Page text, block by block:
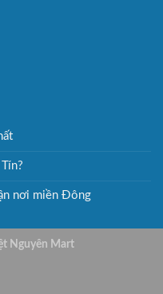
nơi miền Đông
Nguyên Mart